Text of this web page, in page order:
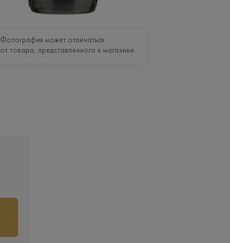
Фотография может отличаться
от товара, представленного в магазине.